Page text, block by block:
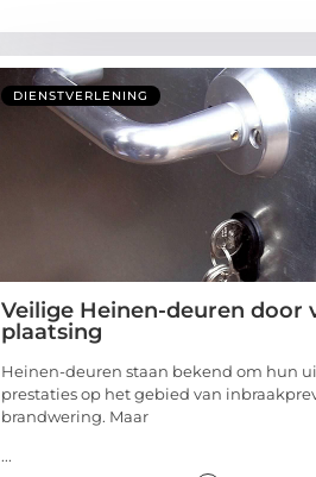
DIENSTVERLENING
Veilige Heinen-deuren door
plaatsing
Heinen-deuren staan bekend om hun
prestaties op het gebied van
brandwering. Maar
...